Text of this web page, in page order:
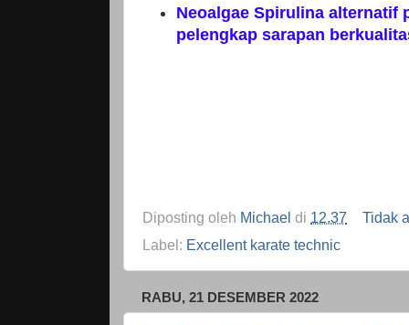
Neoalgae Spirulina alternatif
pelengkap sarapan
Diposting oleh Michael di 12.37
Tidak
Label: Excellent karate technic
RABU, 21 DESEMBER 2022